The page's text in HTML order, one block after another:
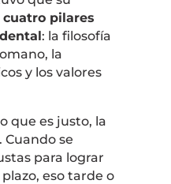
cuatro pilares
: la filosofía
la
y los valores
que es justo, la
Cuando se
para lograr
eso tarde o